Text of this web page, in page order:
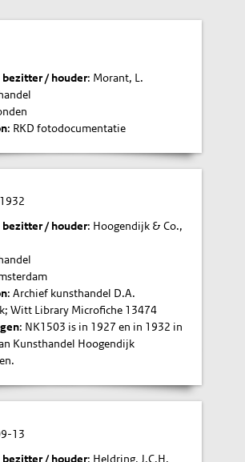
/ houder: Morant, L.
: RKD fotodocumentatie
1932
/ houder: Hoogendijk & Co.,
: Archief kunsthandel D.A.
Witt Library Microfiche 13474
: NK1503 is in 1927 en in 1932 in
Kunsthandel Hoogendijk
13
/ houder: Heldring, J.C.H.